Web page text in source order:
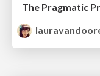
The Pragmatic